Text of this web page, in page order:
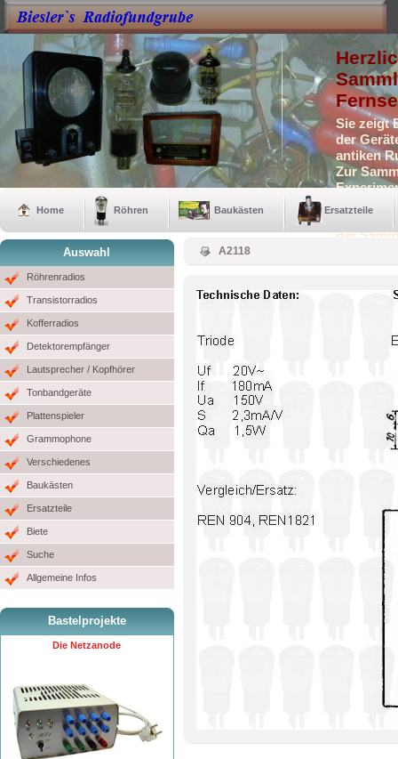
Sie zeigt
der
antiken
Zur
der
Home Röhren Baukästen Ersatzteile
Auswahl
Röhrenradios
Transistorradios
Kofferradios
Detektorempfänger
Lautsprecher / Kopfhörer
Tonbandgeräte
Plattenspieler
Grammophone
Verschiedenes
Baukästen
Ersatzteile
Biete
Suche
Allgemeine Infos
Bastelprojekte
Die Netzanode
A2118